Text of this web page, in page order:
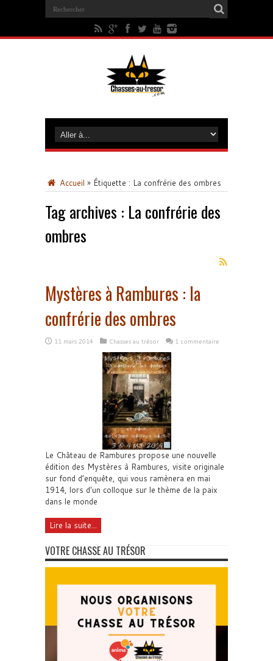
Accueil » Étiquette : La confrérie des ombres
Tag archives : La confrérie des
ombres
Mystères à Rambures : la
confrérie des ombres
11 mars 2014 Chasses au trésor 1 commentaire
Le Château de Rambures propose une nouvelle
édition des Mystères à Rambures, visite originale
sur fond d’enquête, qui vous ramènera en mai
1914, lors d'un colloque sur le thème de la paix
dans le monde
Lire la suite...
VOTRE CHASSE AU TRÉSOR